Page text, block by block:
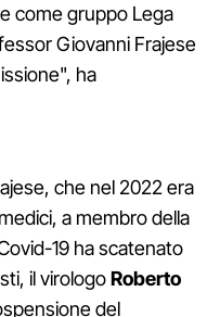
come gruppo Lega
Giovanni Frajese
ha
che nel 2022 era
a membro della
19 ha scatenato
il virologoRoberto
del